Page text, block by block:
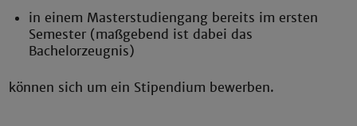
in einem Masterstudiengang bereits im ersten
Semester (maßgebend ist dabei das
Bachelorzeugnis)
können sich um ein Stipendium bewerben.